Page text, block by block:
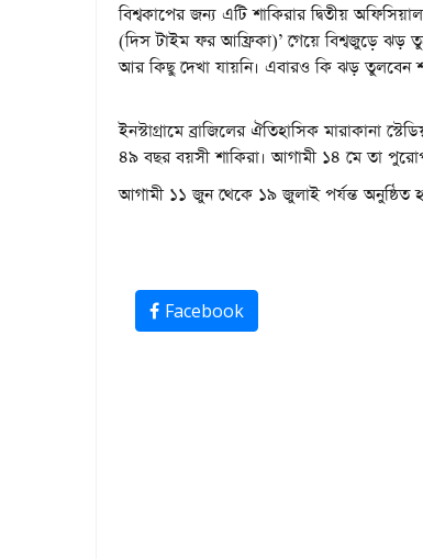
বিশ্বকাপের জন্য এটি শাকিরার দ্বিতীয়
(দিস টাইম ফর আফ্রিকা)’ গেয়ে বিশ্বজুড়ে ঝড়
আর কিছু দেখা যায়নি। এবারও কি ঝড় তুলবেন
ইনস্টাগ্রামে ব্রাজিলের ঐতিহাসিক মারাকানা
৪৯ বছর বয়সী শাকিরা। আগামী ১৪ মে তা
আগামী ১১ জুন থেকে ১৯ জুলাই পর্যন্ত অনুষ্ঠিত
Facebook